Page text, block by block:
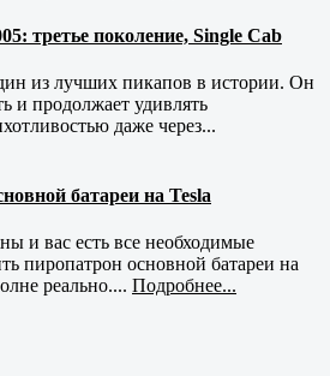
третье поколение, Single Cab
из лучших пикапов в истории. Он
и продолжает удивлять
даже через...
батареи на Tesla
и вас есть все необходимые
пиропатрон основной батареи на
реально.... Подробнее...